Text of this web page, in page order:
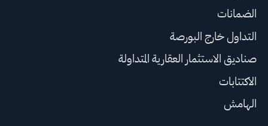
الضمانات
التداول خارج البورصة
صناديق الاستثمار العقارية المتداولة
الاكتتابات
الهامش